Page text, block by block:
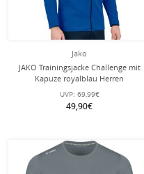
Jako
JAKO Trainingsjacke Challenge mit
Kapuze royalblau Herren
UVP: 69,99€
49,90€